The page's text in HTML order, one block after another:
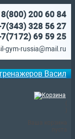
8(800) 200 60 84
328 56 27
69 59 25
gym-russia@mail.ru
Васил